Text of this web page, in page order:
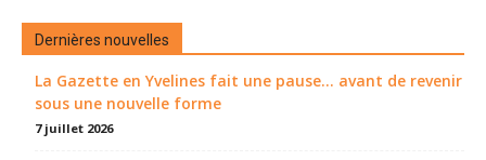
Dernières nouvelles
La Gazette en Yvelines fait une pause... avant de revenir
sous une nouvelle forme
7 juillet 2026